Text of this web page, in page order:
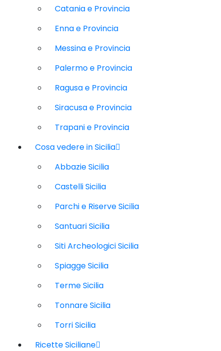
Catania e Provincia
Enna e Provincia
Messina e Provincia
Palermo e Provincia
Ragusa e Provincia
Siracusa e Provincia
Trapani e Provincia
Cosa vedere in Sicilia
Abbazie Sicilia
Castelli Sicilia
Parchi e Riserve Sicilia
Santuari Sicilia
Siti Archeologici Sicilia
Spiagge Sicilia
Terme Sicilia
Tonnare Sicilia
Torri Sicilia
Ricette Siciliane